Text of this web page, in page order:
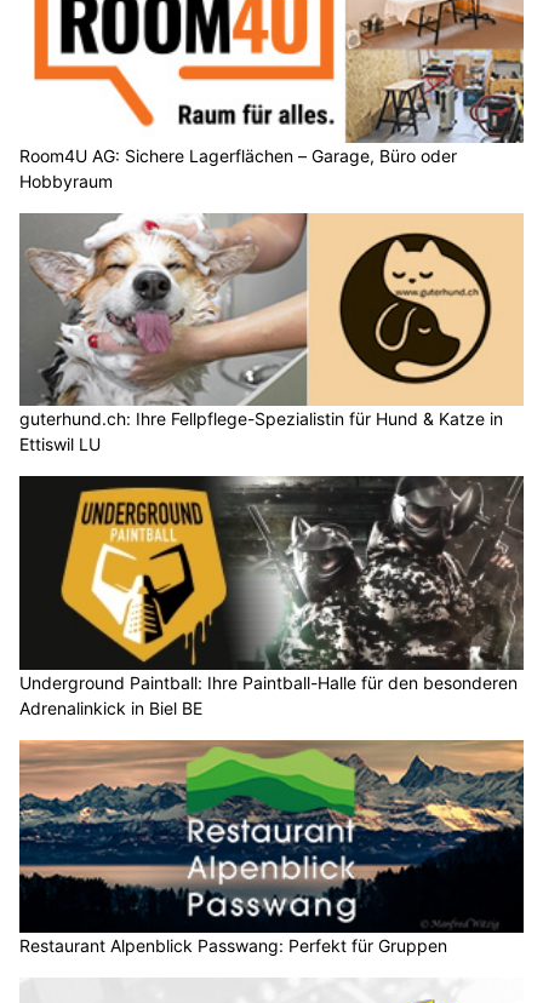
Room4U AG: Sichere Lagerflächen – Garage, Büro oder
Hobbyraum
guterhund.ch: Ihre Fellpflege-Spezialistin für Hund & Katze in
Ettiswil LU
Underground Paintball: Ihre Paintball-Halle für den besonderen
Adrenalinkick in Biel BE
Restaurant Alpenblick Passwang: Perfekt für Gruppen